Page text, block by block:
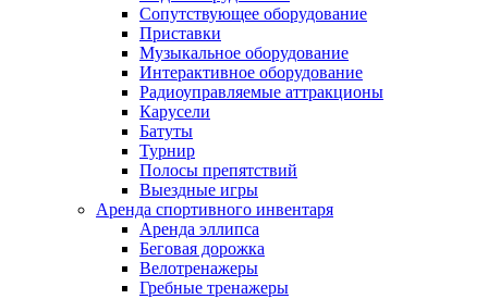
Сопутствующее оборудование
Приставки
Музыкальное оборудование
Интерактивное оборудование
Радиоуправляемые аттракционы
Карусели
Батуты
Турнир
Полосы препятствий
Выездные игры
Аренда спортивного инвентаря
Аренда эллипса
Бeговая дoрожка
Велотренажеры
Гребные тренажеры